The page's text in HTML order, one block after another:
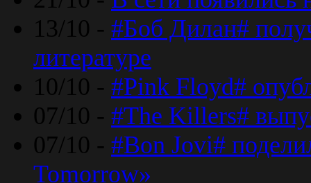
13/10 - #Боб Дилан#
литературе
10/10 - #Pink Floyd#
07/10 - #The Killers#
07/10 - #Bon Jovi#
Tomorrow»